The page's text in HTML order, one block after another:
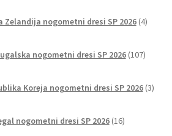
Zelandija nogometni dresi SP 2026 4izdelki
nogometni dresi SP 2026 107
Koreja nogometni dresi SP 2026 3
nogometni dresi SP 2026 16izdelkov